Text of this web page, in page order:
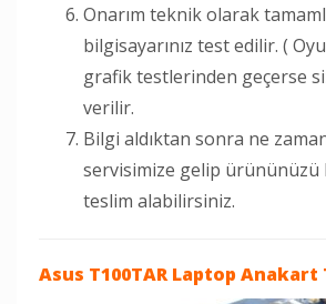
Onarım teknik olarak
bilgisayarınız test edilir. (
grafik testlerinden geçerse
verilir.
Bilgi aldıktan sonra ne
servisimize gelip
teslim alabilirsiniz.
Asus T100TAR Laptop Anakart